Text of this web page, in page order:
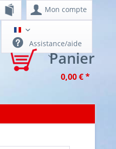
Mon compte
Panier
0,00 € *
Belgique - Luxembourg FR
Assistance/aide